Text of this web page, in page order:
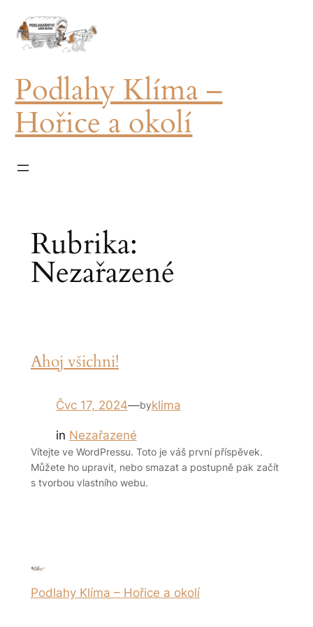
Podlahy Klíma –
Hořice a okolí
Rubrika:
Nezařazené
Ahoj všichni!
Čvc 17, 2024—byklima
in Nezařazené
Vítejte ve WordPressu. Toto je váš první příspěvek.
Můžete ho upravit, nebo smazat a postupně pak začít
s tvorbou vlastního webu.
Podlahy Klíma – Hořice a okolí